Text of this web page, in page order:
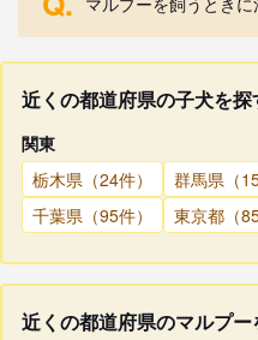
近くの都道府県の子犬を探
関東
栃木県（24件）
群馬県（15
千葉県（95件）
東京都（85
近くの都道府県のマルプー